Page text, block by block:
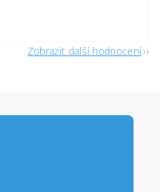
Zobrazit další hodnocení